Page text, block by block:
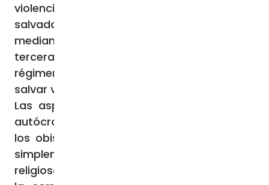
violencia. Una posibilidad es la intervención
salvadora de las instituciones occidentales
mediante presiones y sanciones. Una
tercera posibilidad es el diálogo con el
régimen de Ortega y la mediación para
salvar vidas y preservar la Iglesia.
Las aspiraciones de los oprimidos por los
autócratas son nobles. La gente (incluidos
los obispos y los fieles religiosos y laicos)
simplemente exige libertad (política,
religiosa, de expresión, de reunión), el fin de